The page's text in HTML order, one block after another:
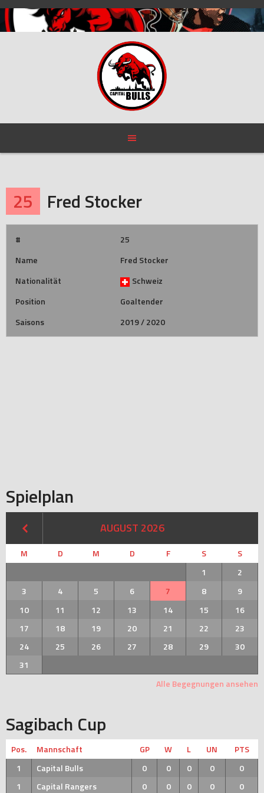
Skip
to
content
25 Fred Stocker
#
25
Name
Fred Stocker
Nationalität
Schweiz
Position
Goaltender
Saisons
2019 / 2020
Spielplan
AUGUST 2026
M D M D F S
S
1
2
3
4 5 6 7 8
9
10
11 12 13 14 15
16
17
18 19 20 21 22
23
24
25 26 27 28 29
30
31
Alle Begegnungen ansehen
Sagibach Cup
Pos. Mannschaft GP W L UN
PTS
1
Capital Bulls 0 0 0 0
0
1
Capital Rangers 0 0 0 0 0